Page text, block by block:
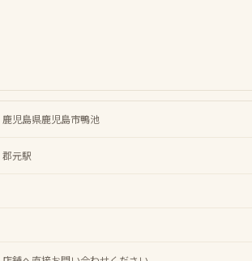
鹿児島県鹿児島市鴨池
郡元駅